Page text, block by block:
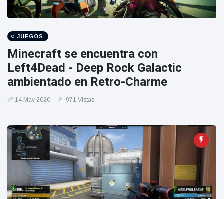
JUEGOS
Minecraft se encuentra con
Left4Dead - Deep Rock Galactic
ambientado en Retro-Charme
14 May 2020 971 Vistas